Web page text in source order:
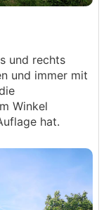
und rechts
und immer mit
Winkel
hat.